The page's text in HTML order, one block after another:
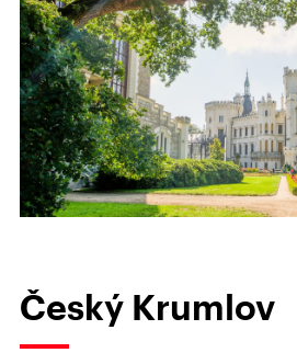
Český Krumlov